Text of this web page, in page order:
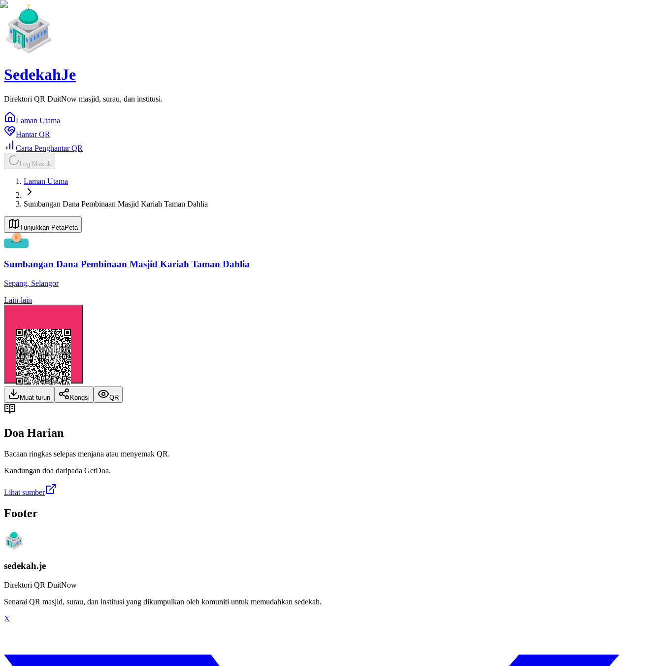
SedekahJe
Direktori QR DuitNow masjid, surau, dan institusi.
Laman Utama
Hantar QR
Carta Penghantar QR
Log Masuk
Laman Utama
Sumbangan Dana Pembinaan Masjid Kariah Taman Dahlia
Tunjukkan PetaPeta
Sumbangan Dana Pembinaan Masjid Kariah Taman Dahlia
Sepang, Selangor
Lain-lain
Muat turun Kongsi QR
Doa Harian
Bacaan ringkas selepas menjana atau menyemak QR.
Kandungan doa daripada GetDoa.
Lihat sumber
Footer
sedekah.je
Direktori QR DuitNow
Senarai QR masjid, surau, dan institusi yang dikumpulkan oleh komuniti untuk memudahkan sedekah.
X